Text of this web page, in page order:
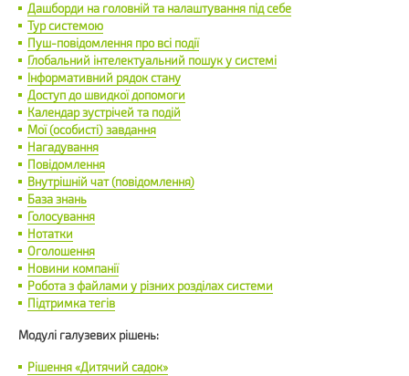
Дашборди на головній та налаштування під себе
Тур системою
Пуш-повідомлення про всі події
Глобальний інтелектуальний пошук у системі
Інформативний рядок стану
Доступ до швидкої допомоги
Календар зустрічей та подій
Мої (особисті) завдання
Нагадування
Повідомлення
Внутрішній чат (повідомлення)
База знань
Голосування
Нотатки
Оголошення
Новини компанії
Робота з файлами у різних розділах системи
Підтримка тегів
Модулі галузевих рішень:
Рішення «Дитячий садок»